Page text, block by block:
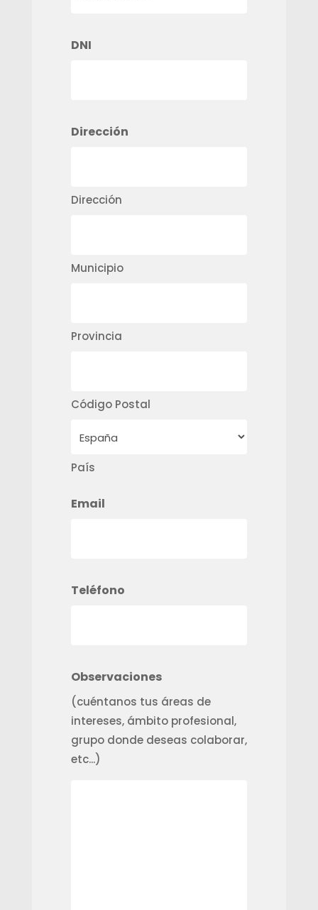
DD
DNI
Dirección
Dirección
Municipio
Provincia
Código Postal
País
Email
Teléfono
Observaciones
(cuéntanos tus áreas de
intereses, ámbito profesional,
grupo donde deseas colaborar,
etc...)